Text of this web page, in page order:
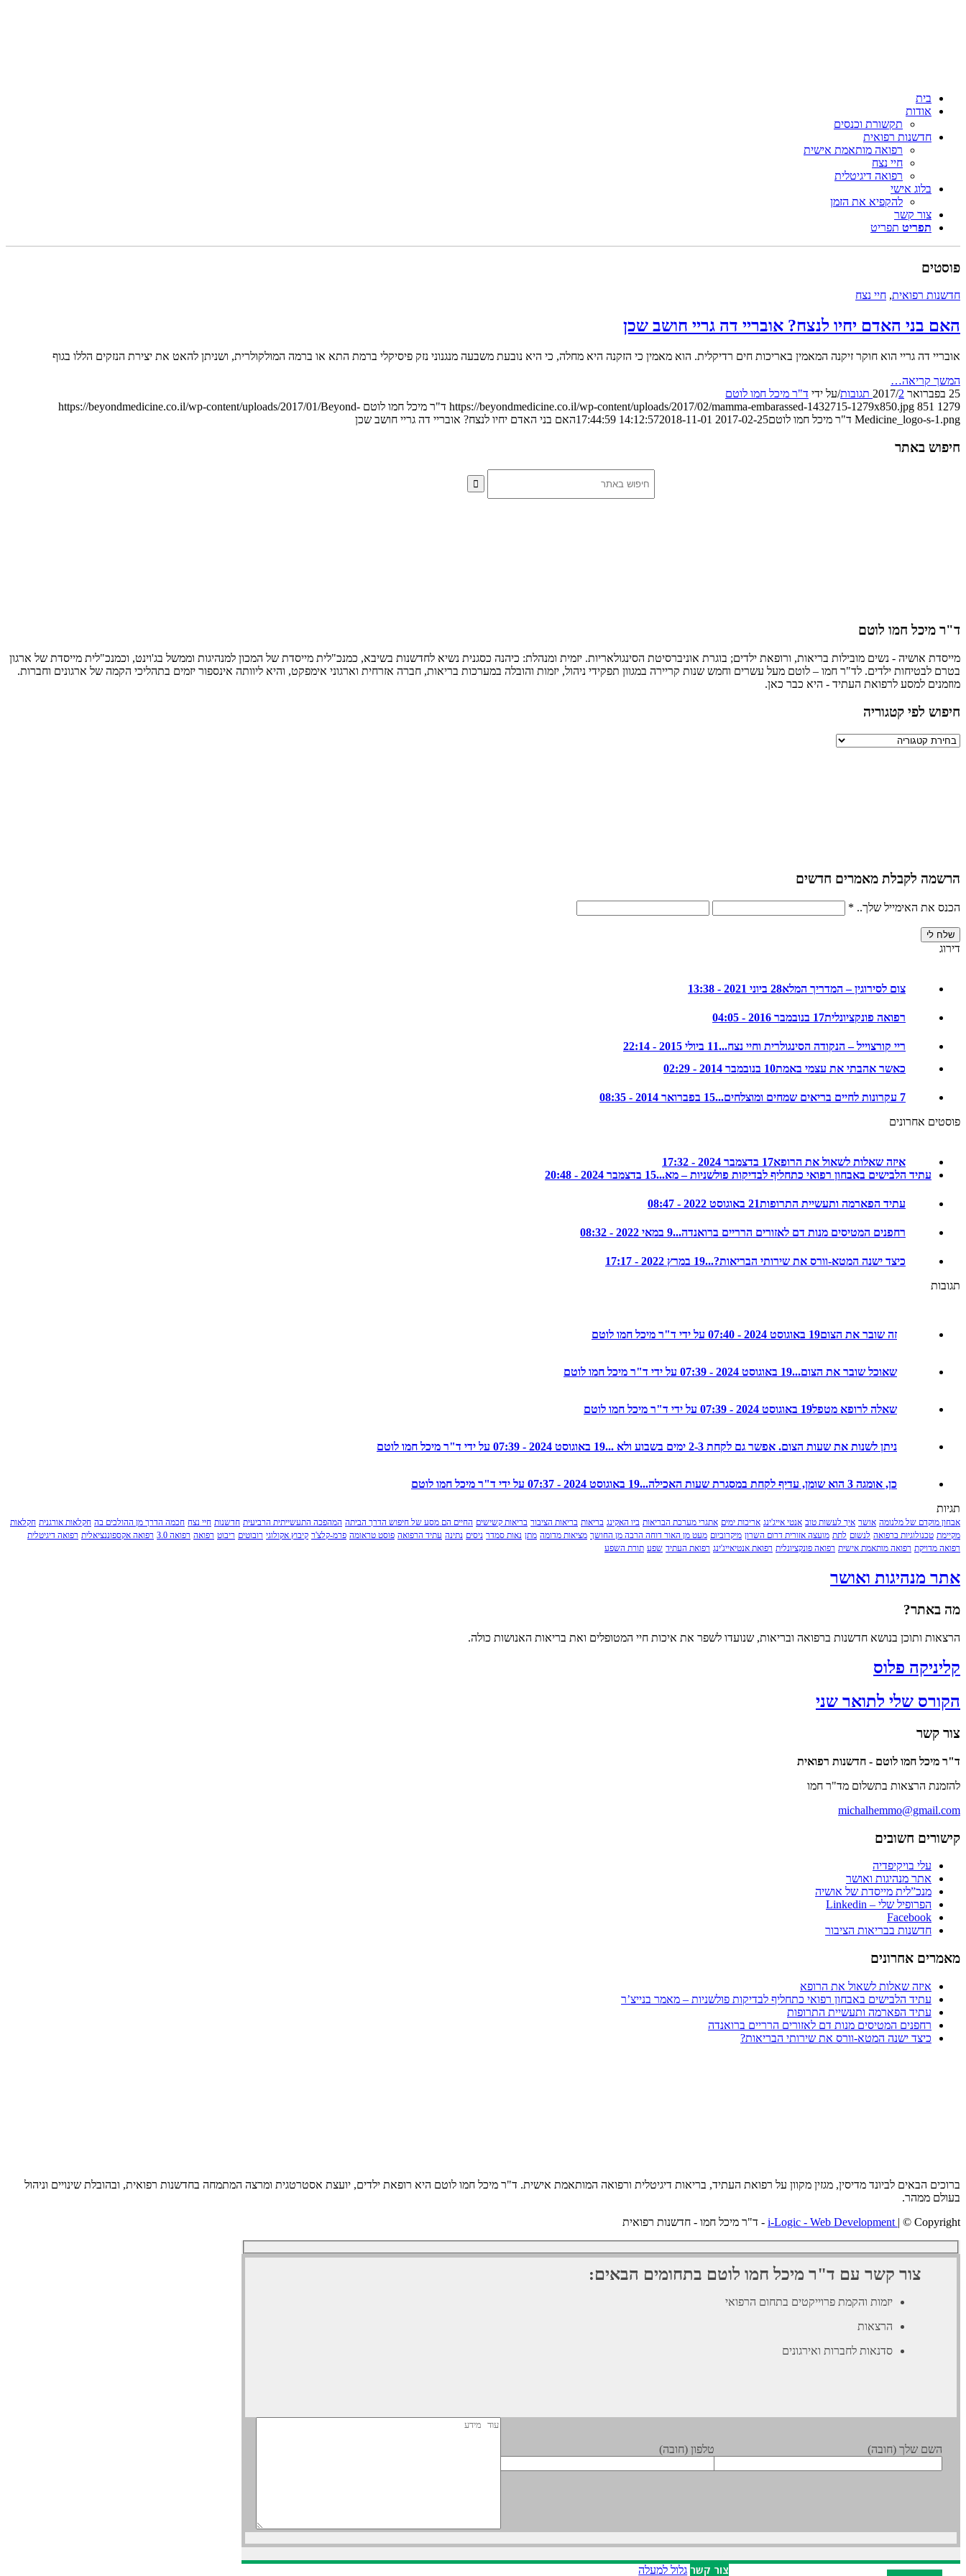
בית
אודות
תקשורת וכנסים
חדשנות רפואית
רפואה מותאמת אישית
חיי נצח
רפואה דיגיטלית
בלוג אישי
להקפיא את הזמן
צור קשר
תפריט תפריט
פוסטים
חדשנות רפואית, חיי נצח
האם בני האדם יחיו לנצח? אובריי דה גריי חושב שכן
אובריי דה גריי הוא חוקר זיקנה המאמין באריכות חים רדיקלית. הוא מאמין כי הזקנה היא מחלה, כי היא נובעת משבעה מנגנוני נזק פיסיקלי ברמת התא או ברמה המולקולרית, ושניתן להאט את יצירת הנזקים הללו בגוף
המשך קריאה…
25 בפברואר 2017
/2 תגובות /על ידי ד"ר מיכל חמו לוטם
https://beyondmedicine.co.il/wp-content/uploads/2017/02/mamma-embarassed-1432715-1279x850.jpg 851 1279 ד"ר מיכל חמו לוטם https://beyondmedicine.co.il/wp-content/uploads/2017/01/Beyond-
Medicine_logo-s-1.png ד"ר מיכל חמו לוטם2017-02-25 14:12:57
2018-11-01 17:44:59 האם בני האדם יחיו לנצח? אובריי דה גריי חושב שכן
חיפוש באתר
ד"ר מיכל חמו לוטם
מייסדת אושיה - נשים מובילות בריאות, ורופאת ילדים; בוגרת אוניברסיטת הסינגולאריות. יזמית ומנהלת: כיהנה כסגנית נשיא לחדשנות בשיבא, כמנכ"לית מייסדת של המכון למנהיגות וממשל בג'וינט, וכמנכ"לית מייסדת של ארגון
בטרם לבטיחות ילדים. לד"ר חמו – לוטם מעל עשרים וחמש שנות קריירה במגוון תפקידי ניהול, יזמות והובלה במערכות בריאות, חברה אזרחית וארגוני אימפקט, והיא ליוותה אינספור יזמים בתהליכי הקמה של ארגונים וחברות.
מוזמנים למסע לרפואת העתיד - היא כבר כאן.
חיפוש לפי קטגוריה
חיפוש
הרשמה לקבלת מאמרים חדשים
הכנס את האימייל שלך.. *
דירוג
צום לסירוגין – המדריך המלא28 ביוני 2021 - 13:38
רפואה פונקציונלית17 בנובמבר 2016 - 04:05
ריי קורצוייל – הנקודה הסינגולרית וחיי נצח...11 ביולי 2015 - 22:14
כאשר אהבתי את עצמי באמת10 בנובמבר 2014 - 02:29
7 עקרונות לחיים בריאים שמחים ומוצלחים...
15 בפברואר 2014 - 08:35
פוסטים אחרונים
איזה שאלות לשאול את הרופא17 בדצמבר 2024 - 17:32
עתיד הלבישים באבחון רפואי כתחליף לבדיקות פולשניות – מא...15 בדצמבר 2024 - 20:48
עתיד הפארמה ותעשיית התרופות21 באוגוסט 2022 - 08:47
רחפנים המטיסים מנות דם לאזורים הרריים ברואנדה...9 במאי 2022 - 08:32
כיצד ישנה המטא-וורס את שירותי הבריאות?...19 במרץ 2022 - 17:17
תגובות
זה שובר את הצום19 באוגוסט 2024 - 07:40 על ידי ד"ר מיכל חמו לוטם
שאוכל שובר את הצום...19 באוגוסט 2024 - 07:39 על ידי ד"ר מיכל חמו לוטם
שאלה לרופא מטפל19 באוגוסט 2024 - 07:39 על ידי ד"ר מיכל חמו לוטם
ניתן לשנות את שעות הצום. אפשר גם לקחת 2-3 ימים בשבוע ולא ... 19 באוגוסט 2024 - 07:39 על ידי ד"ר מיכל חמו לוטם
כן, אומגה 3 הוא שומן, עדיף לקחת במסגרת שעות האכילה...
19 באוגוסט 2024 - 07:37 על ידי ד"ר מיכל חמו לוטם
תגיות
אבחון מוקדם של מלנומה אושר איך לעשות טוב אנטי אייג'ינג אריכות ימים אתגרי מערכת הבריאות ביו האקינג בריאות בריאות הציבור בריאות קשישים החיים הם מסע של חיפוש הדרך הביתה המהפכה התעשייתית הרביעית חדשנות חיי נצח חכמה הדרך מן ההולכים בה חקלאות אורגנית חקלאות
מקיימת טכנולוגיות ברפואה לנשום לתת מועצה אזורית דרום השרון מיקרוביום מעט מן האור דוחה הרבה מן החושך מציאות מדומה מתן נאות סמדר ניסים נתינה עתיד הרפואה פוסט טראומה פרמ-קלצ'ר קיבוץ אקולוגי רובוטים ריבוט רפואה רפואה 3.0 רפואה אקספוננציאלית רפואה דיגיטלית
רפואה מדויקת רפואה מותאמת אישית רפואה פונקציונלית רפואת אנטיאייג'ינג רפואת העתיד שפע תורת השפע
אתר מנהיגות ואושר
מה באתר?
הרצאות ותוכן בנושא חדשנות ברפואה ובריאות, שנועדו לשפר את איכות חיי המטופלים ואת בריאות האנושות כולה.
קליניקה פלוס
הקורס שלי לתואר שני
צור קשר
ד"ר מיכל חמו לוטם - חדשנות רפואית
להזמנת הרצאות בתשלום מד"ר חמו
michalhemmo@gmail.com
קישורים חשובים
עלי בויקיפדיה
אתר מנהיגות ואושר
מנכ”לית מייסדת של אושיה
הפרופיל שלי – Linkedin
Facebook
חדשנות בבריאות הציבור
מאמרים אחרונים
איזה שאלות לשאול את הרופא
עתיד הלבישים באבחון רפואי כתחליף לבדיקות פולשניות – מאמר בנייצ’ר
עתיד הפארמה ותעשיית התרופות
רחפנים המטיסים מנות דם לאזורים הרריים ברואנדה
כיצד ישנה המטא-וורס את שירותי הבריאות?
ברוכים הבאים לביונד מדיסין, מגזין מקוון על רפואת העתיד, בריאות דיגיטלית ורפואה המותאמת אישית. ד"ר מיכל חמו לוטם היא רופאת ילדים, יועצת אסטרטגית ומרצה המתמחה בחדשנות רפואית, ובהובלת שינויים וניהול
בעולם ממהר.
i-Logic - Web Development | © Copyright - ד"ר מיכל חמו - חדשנות רפואית
צור קשר עם ד"ר מיכל חמו לוטם בתחומים הבאים:
יזמות והקמת פרוייקטים בתחום הרפואי
הרצאות
סדנאות לחברות ואירגונים
השם שלך (חובה) טלפון (חובה)
צור קשר גלול למעלה